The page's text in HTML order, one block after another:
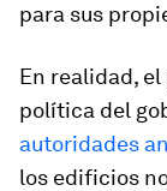
para sus
En realidad,
política del
autoridades
los edificios